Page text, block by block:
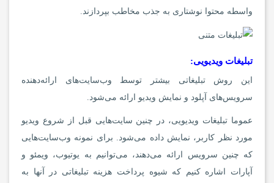
واسطه محتوا نوشتاری به جذب مخاطب بپردازند.
تبلیغات ویدیویی:
این روش تبلیغاتی بیشتر توسط وب‌سایت‌های ارائه‌دهنده
سرویس‌های آپلود و نمایش ویدیو ارائه می‌شود.
عموما تبلیغات ویدیویی، در چنین سایت‌هایی قبل از شروع ویدیو
مورد نظر کاربر، نمایش داده می‌شود. برای نمونه وب‌سایت‌هایی
که چنین سرویس ارائه می‌دهند، می‌توانیم به یوتیوب، ویمئو و
آپارات اشاره کنیم که شیوه پرداخت هزینه تبلیغاتی در آنها به